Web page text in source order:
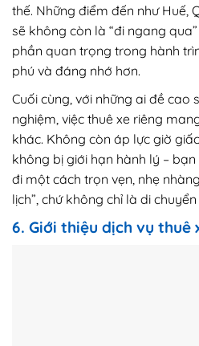
thế. Những điểm đến như Huế,
sẽ không còn là “đi ngang
phần quan trọng trong hành
phú và đáng nhớ hơn.
Cuối cùng, với những ai đề cao
nghiệm, việc thuê xe riêng
khác. Không còn áp lực giờ
không bị giới hạn hành lý –
đi một cách trọn vẹn, nhẹ
lịch”, chứ không chỉ là di
6. Giới thiệu dịch vụ thuê